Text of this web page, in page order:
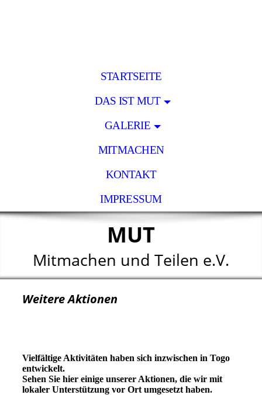
STARTSEITE
DAS IST MUT
GALERIE
MITMACHEN
KONTAKT
IMPRESSUM
MUT
Mitmachen und Teilen e.V.
Weitere Aktionen
Vielfältige Aktivitäten haben sich inzwischen in Togo
entwickelt.
Sehen Sie hier einige unserer Aktionen, die wir mit
lokaler Unterstützung vor Ort umgesetzt haben.